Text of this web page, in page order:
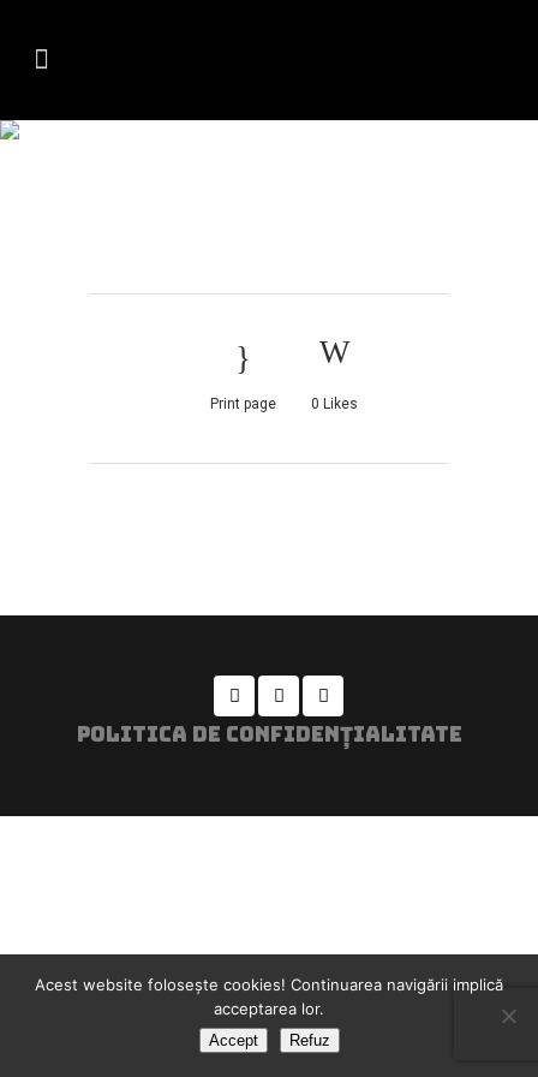
Print page 0 Likes
POLITICA DE CONFIDENȚIALITATE
Acest website foloseşte cookies! Continuarea navigării implică
acceptarea lor.
Accept Refuz